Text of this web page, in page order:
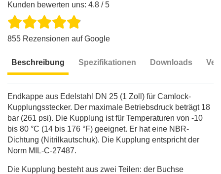
Kunden bewerten uns: 4.8 / 5
855 Rezensionen auf Google
Beschreibung Spezifikationen Downloads
Endkappe aus Edelstahl DN 25 (1 Zoll) für Camlock-
Kupplungsstecker. Der maximale Betriebsdruck beträgt 18
bar (261 psi). Die Kupplung ist für Temperaturen von -10
bis 80 °C (14 bis 176 °F) geeignet. Er hat eine NBR-
Dichtung (Nitrilkautschuk). Die Kupplung entspricht der
Norm MIL-C-27487.
Die Kupplung besteht aus zwei Teilen: der Buchse